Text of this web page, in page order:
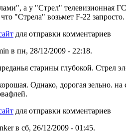
а у "Стрел" телевизионная
"Стрела" возьмет F-22
для отправки комментариев
в пн, 28/12/2009 - 22:18.
старины глубокой. Стрел
Однако, дорогая зельно. на
для отправки комментариев
в сб, 26/12/2009 - 01:45.